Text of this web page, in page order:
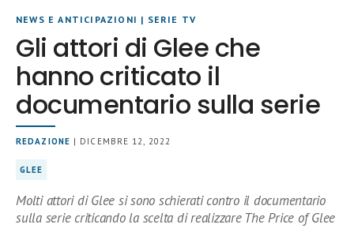
NEWS E ANTICIPAZIONI | SERIE TV
Gli attori di Glee che
hanno criticato il
documentario sulla serie
REDAZIONE | DICEMBRE 12, 2022
GLEE
Molti attori di Glee si sono schierati contro il documentario
sulla serie criticando la scelta di realizzare The Price of Glee